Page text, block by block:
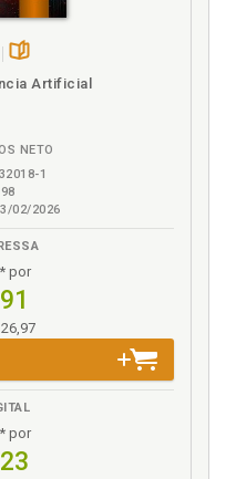
páginas
Artificial
NETO
1
98
02/2026
* por
* por